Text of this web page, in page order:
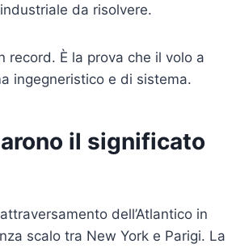
da risolvere.
record. È la prova che il volo a
ingegneristico e di sistema.
il significato
dell’Atlantico in
scalo tra New York e Parigi. La